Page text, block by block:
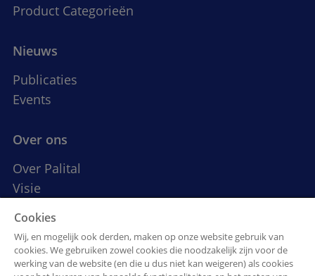
Product Categorieën
Nieuws
Publicaties
Events
Over ons
Over Palital
Visie
werken bij Palital
Palital Feed Additives B.V.
Cookies
Wij, en mogelijk ook derden, maken op onze website gebruik van
cookies. We gebruiken zowel cookies die noodzakelijk zijn voor de
werking van de website (en die u dus niet kan weigeren) als cookies